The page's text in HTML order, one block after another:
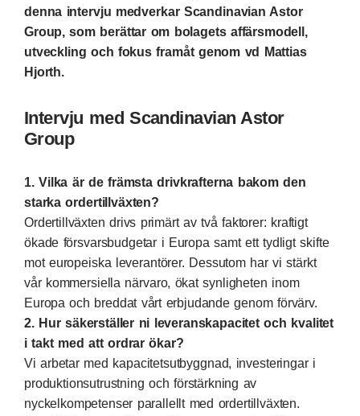
denna intervju medverkar Scandinavian Astor
Group, som berättar om bolagets affärsmodell,
utveckling och fokus framåt genom vd Mattias
Hjorth.
Intervju med Scandinavian Astor
Group
1. Vilka är de främsta drivkrafterna bakom den
starka ordertillväxten?
Ordertillväxten drivs primärt av två faktorer: kraftigt
ökade försvarsbudgetar i Europa samt ett tydligt skifte
mot europeiska leverantörer. Dessutom har vi stärkt
vår kommersiella närvaro, ökat synligheten inom
Europa och breddat vårt erbjudande genom förvärv.
2. Hur säkerställer ni leveranskapacitet och kvalitet
i takt med att ordrar ökar?
Vi arbetar med kapacitetsutbyggnad, investeringar i
produktionsutrustning och förstärkning av
nyckelkompetenser parallellt med ordertillväxten.